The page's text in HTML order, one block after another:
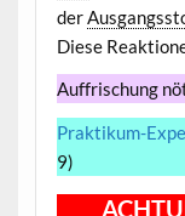
der
Diese
Auffrischung
Praktikum-
9)